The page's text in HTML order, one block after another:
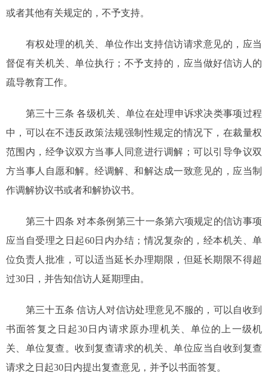
或者其他有关规定的，不予支持。
有权处理的机关、单位作出支持信访请求意见的，应当
督促有关机关、单位执行；不予支持的，应当做好信访人的
疏导教育工作。
第三十三条 各级机关、单位在处理申诉求决类事项过程
中，可以在不违反政策法规强制性规定的情况下，在裁量权
范围内，经争议双方当事人同意进行调解；可以引导争议双
方当事人自愿和解。经调解、和解达成一致意见的，应当制
作调解协议书或者和解协议书。
第三十四条 对本条例第三十一条第六项规定的信访事项
应当自受理之日起60日内办结；情况复杂的，经本机关、单
位负责人批准，可以适当延长办理期限，但延长期限不得超
过30日，并告知信访人延期理由。
第三十五条 信访人对信访处理意见不服的，可以自收到
书面答复之日起30日内请求原办理机关、单位的上一级机
关、单位复查。收到复查请求的机关、单位应当自收到复查
请求之日起30日内提出复查意见，并予以书面答复。